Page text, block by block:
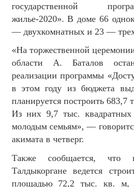
государственной
жилье-2020». В доме 66
— двухкомнатных и 23 —
«На торжественной
области А. Баталов
реализации программы
в этом году из бюджета
планируется построить 683,7
Из них 9,7 тыс. квадратных
молодым семьям», —
акимата в четверг.
Также сообщается,
Талдыкоргане ведется
площадью 72,2 тыс. кв. м,